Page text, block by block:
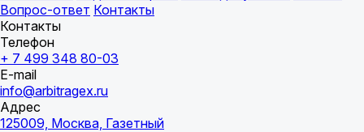
Вопрос-ответ Контакты
Контакты
Телефон
+ 7 499 348 80-03
E-mail
info@arbitragex.ru
Адрес
125009, Москва, Газетный